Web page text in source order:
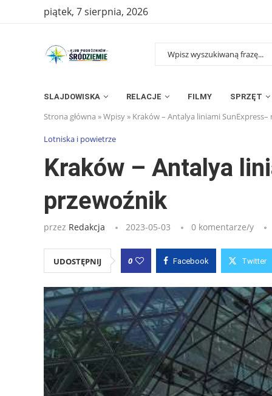
piątek, 7 sierpnia, 2026
SLAJDOWISKA RELACJE FILMY SPRZĘT
Strona główna »Wpisy» Kraków – Antalya liniami
Lotniska i powietrze
Kraków – Antalya
przewoźnik
przez Redakcja 2023-05-03 0 komentarze/y
UDOSTĘPNIJ 0 Facebook Twitter